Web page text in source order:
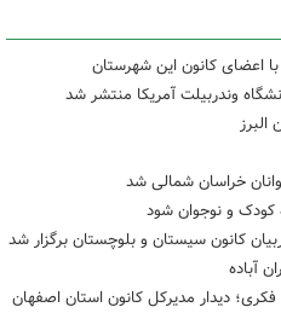
با اعضای کانون این شهرستان
وندربیلت آمریکا منتشر شد
البرز
خراسان شمالی شد
کودک و نوجوان شود
کانون سیستان و بلوچستان برگزار شد
آباده
دیدار مدیرکل کانون استان اصفهان